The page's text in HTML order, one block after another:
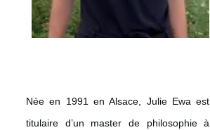
Née en 1991 en Alsace, Julie Ewa est
titulaire d’un master de philosophie à